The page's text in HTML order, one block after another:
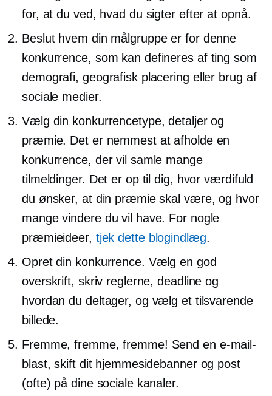
for, at du ved, hvad du sigter efter at opnå.
Beslut hvem din målgruppe er for denne
konkurrence, som kan defineres af ting som
demografi, geografisk placering eller brug af
sociale medier.
Vælg din konkurrencetype, detaljer og
præmie. Det er nemmest at afholde en
konkurrence, der vil samle mange
tilmeldinger. Det er op til dig, hvor værdifuld
du ønsker, at din præmie skal være, og hvor
mange vindere du vil have. For nogle
præmieideer, tjek dette blogindlæg.
Opret din konkurrence. Vælg en god
overskrift, skriv reglerne, deadline og
hvordan du deltager, og vælg et tilsvarende
billede.
Fremme, fremme, fremme! Send en e-mail-
blast, skift dit hjemmesidebanner og post
(ofte) på dine sociale kanaler.